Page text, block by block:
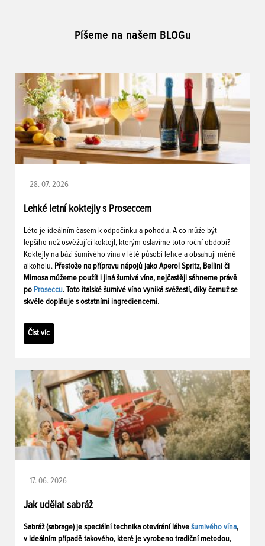
Píšeme na našem BLOGu
28. 07. 2026
Lehké letní koktejly s Proseccem
Léto je ideálním časem k odpočinku a pohodu. A co může být
lepšího než osvěžující koktejl, kterým oslavíme toto roční období?
Koktejly na bázi šumivého vína v létě působí lehce a obsahují méně
alkoholu. Přestože na přípravu nápojů jako Aperol Spritz, Bellini či
Mimosa můžeme použít i jiná šumivá vína, nejčastěji sáhneme právě
po Proseccu. Toto italské šumivé víno vyniká svěžestí, díky čemuž se
skvěle doplňuje s ostatními ingrediencemi.
Číst víc
17. 06. 2026
Jak udělat sabráž
Sabráž (sabrage) je speciální technika otevírání láhve šumivého vína,
v ideálním případě takového, které je vyrobeno tradiční metodou,